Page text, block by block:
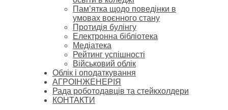
Пам’ятка щодо поведінки в
умовах воєнного стану
Протидія булінгу
Електронна бібліотека
Медіатека
Рейтинг успішності
Військовий облік
Облік і оподаткування
АГРОІНЖЕНЕРІЯ
Рада роботодавців та стейкхолдери
КОНТАКТИ